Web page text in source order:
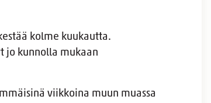
kolme kuukautta.
jo kunnolla mukaan
viikkoina muun muassa